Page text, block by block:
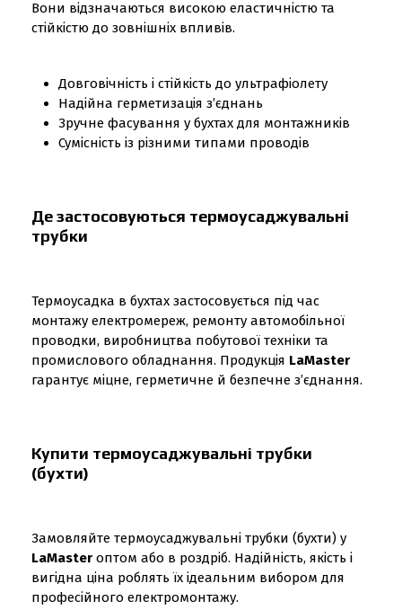
Вони відзначаються високою еластичністю та
стійкістю до зовнішніх впливів.
Довговічність і стійкість до ультрафіолету
Надійна герметизація з’єднань
Зручне фасування у бухтах для монтажників
Сумісність із різними типами проводів
Де застосовуються термоусаджувальні
трубки
Термоусадка в бухтах застосовується під час
монтажу електромереж, ремонту автомобільної
проводки, виробництва побутової техніки та
промислового обладнання. Продукція LaMaster
гарантує міцне, герметичне й безпечне з’єднання.
Купити термоусаджувальні трубки
(бухти)
Замовляйте термоусаджувальні трубки (бухти) у
LaMaster оптом або в роздріб. Надійність, якість і
вигідна ціна роблять їх ідеальним вибором для
професійного електромонтажу.